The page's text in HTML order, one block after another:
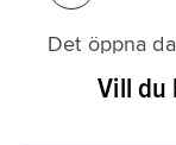
Det öppna
gravhögar
Vill du